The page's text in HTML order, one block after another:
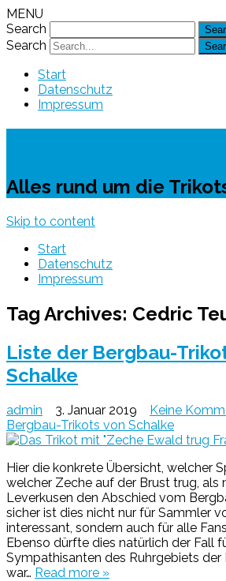
MENU
Search
Search
Start
Datenschutz
Impressum
Alles rund um die
Skip to content
Start
Datenschutz
Impressum
Tag Archives: Cedric
Liste der Bergbau-
Schalke
admin 3. Januar 2019 Keine
Bergbau-Trikots von Schalke
Hier die konkrete Übersicht, welcher
welcher Zeche auf der Brust trug, als
Leverkusen den Abschied vom
sicher ist dies nicht nur für Sammler
interessant, sondern auch für alle
Ebenso dürfte dies natürlich der Fall
Sympathisanten des Ruhrgebiets der
war… Read more »